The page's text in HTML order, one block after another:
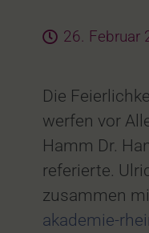
26. Februar
Die
werfen vor
Hamm Dr.
referierte.
zusammen
akademie-